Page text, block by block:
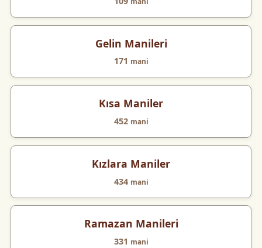
Gelin Manileri
171 mani
Kısa Maniler
452 mani
Kızlara Maniler
434 mani
Ramazan Manileri
331 mani